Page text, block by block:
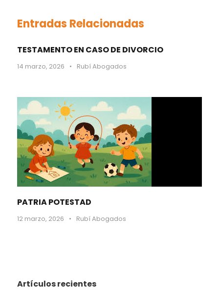
Entradas Relacionadas
TESTAMENTO EN CASO DE DIVORCIO
14 marzo, 2026 • Rubí Abogados
PATRIA POTESTAD
12 marzo, 2026 • Rubí Abogados
Artículos recientes